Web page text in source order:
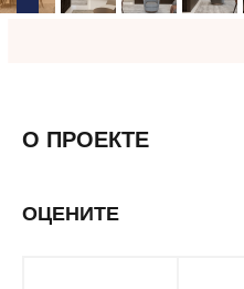
О ПРОЕКТЕ
ОЦЕНИТЕ